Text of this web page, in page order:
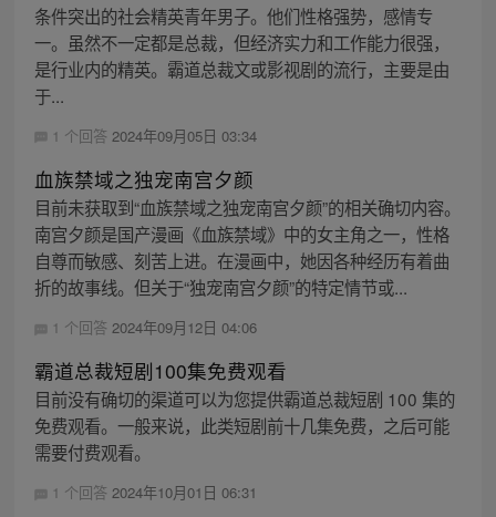
条件突出的社会精英青年男子。他们性格强势，感情专
一。虽然不一定都是总裁，但经济实力和工作能力很强，
是行业内的精英。霸道总裁文或影视剧的流行，主要是由
于...
1 个回答 2024年09月05日 03:34
血族禁域之独宠南宫夕颜
目前未获取到“血族禁域之独宠南宫夕颜”的相关确切内容。
南宫夕颜是国产漫画《血族禁域》中的女主角之一，性格
自尊而敏感、刻苦上进。在漫画中，她因各种经历有着曲
折的故事线。但关于“独宠南宫夕颜”的特定情节或...
1 个回答 2024年09月12日 04:06
霸道总裁短剧100集免费观看
目前没有确切的渠道可以为您提供霸道总裁短剧 100 集的
免费观看。一般来说，此类短剧前十几集免费，之后可能
需要付费观看。
1 个回答 2024年10月01日 06:31